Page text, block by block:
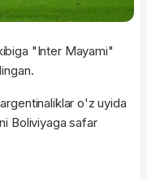
"Inter Mayami"
o'z uyida
Boliviyaga safar